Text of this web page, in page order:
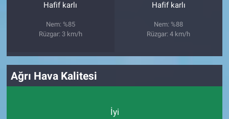
Hafif karlı
Nem: %85
Rüzgar: 3 km/h
Hafif karlı
Nem: %88
Rüzgar: 4 km/h
Ağrı Hava Kalitesi
İyi